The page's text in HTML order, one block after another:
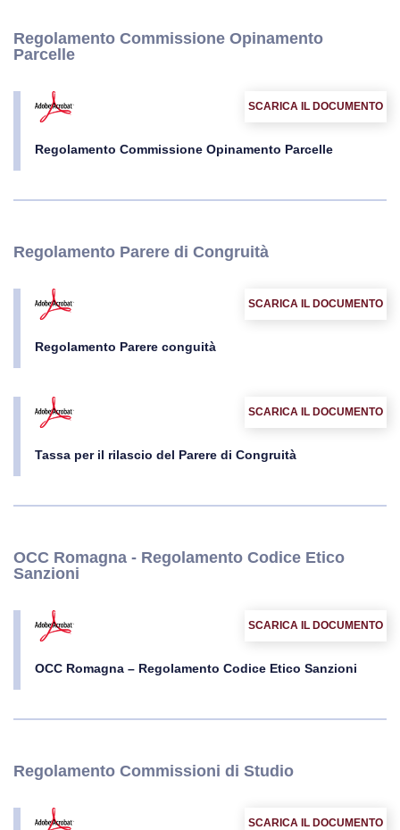
Regolamento Commissione Opinamento
Parcelle
SCARICA IL DOCUMENTO
Regolamento Commissione Opinamento Parcelle
Regolamento Parere di Congruità
SCARICA IL DOCUMENTO
Regolamento Parere conguità
SCARICA IL DOCUMENTO
Tassa per il rilascio del Parere di Congruità
OCC Romagna - Regolamento Codice Etico
Sanzioni
SCARICA IL DOCUMENTO
OCC Romagna – Regolamento Codice Etico Sanzioni
Regolamento Commissioni di Studio
SCARICA IL DOCUMENTO